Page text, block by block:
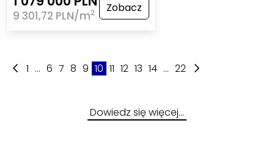
9 301,72 PLN/m2 Zobacz
1 ... 6 7 8 9 10 11 12 13 14 ... 22
Dowiedz się więcej…